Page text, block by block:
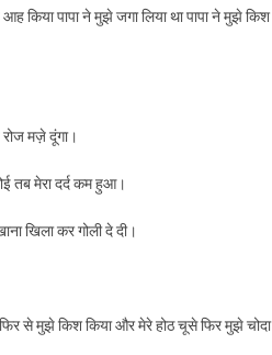
किया पापा ने मुझे जगा लिया था पापा ने मुझे किश
रोज मज़े दूंगा।
तब मेरा दर्द कम हुआ।
खिला कर गोली दे दी।
फिर से मुझे किश किया और मेरे होठ चूसे फिर मुझे चोदा